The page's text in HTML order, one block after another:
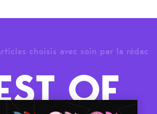
choisis avec soin par la rédac
OF